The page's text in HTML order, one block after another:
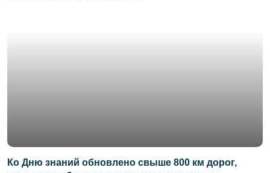
Ко Дню знаний обновлено свыше 800 км дорог,